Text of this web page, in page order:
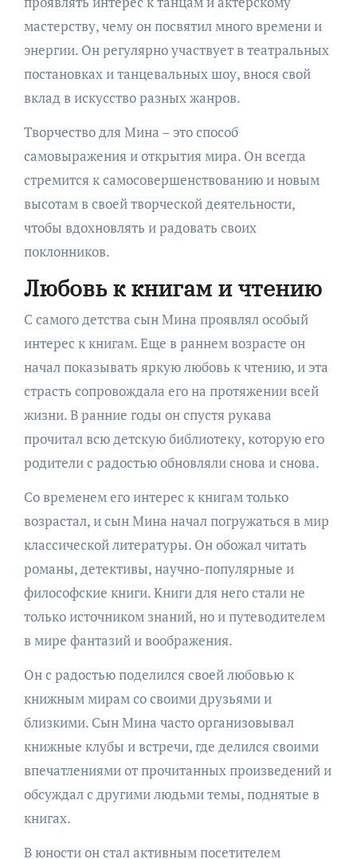
мастерству, чему он посвятил много времени и
энергии. Он регулярно участвует в театральных
постановках и танцевальных шоу, внося свой
вклад в искусство разных жанров.
Творчество для Мина – это способ
самовыражения и открытия мира. Он всегда
стремится к самосовершенствованию и новым
высотам в своей творческой деятельности,
чтобы вдохновлять и радовать своих
поклонников.
Любовь к книгам и чтению
С самого детства сын Мина проявлял особый
интерес к книгам. Еще в раннем возрасте он
начал показывать яркую любовь к чтению, и эта
страсть сопровождала его на протяжении всей
жизни. В ранние годы он спустя рукава
прочитал всю детскую библиотеку, которую его
родители с радостью обновляли снова и снова.
Со временем его интерес к книгам только
возрастал, и сын Мина начал погружаться в мир
классической литературы. Он обожал читать
романы, детективы, научно-популярные и
философские книги. Книги для него стали не
только источником знаний, но и путеводителем
в мире фантазий и воображения.
Он с радостью поделился своей любовью к
книжным мирам со своими друзьями и
близкими. Сын Мина часто организовывал
книжные клубы и встречи, где делился своими
впечатлениями от прочитанных произведений и
обсуждал с другими людьми темы, поднятые в
книгах.
В юности он стал активным посетителем